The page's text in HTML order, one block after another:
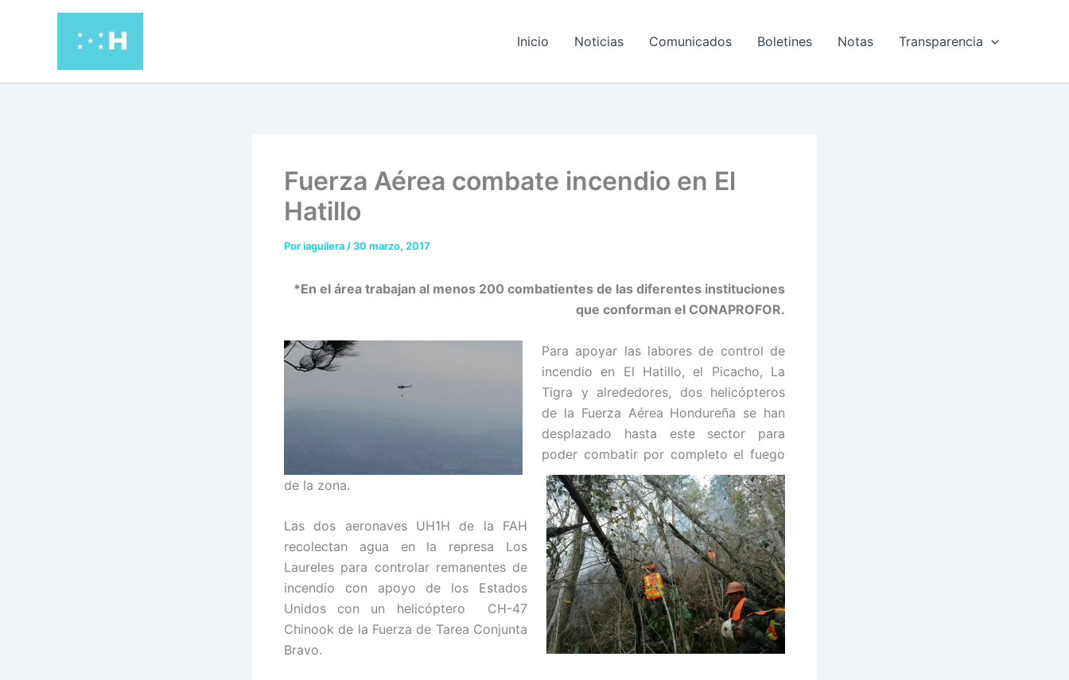
Inicio Noticias Comunicados Boletines Notas Transparencia
Fuerza Aérea combate incendio en El
Hatillo
Poriaguilera / 30 marzo, 2017
*En el área trabajan al menos 200 combatientes de las diferentes instituciones
que conforman el CONAPROFOR.
Para apoyar las labores de control de
incendio en El Hatillo, el Picacho, La
Tigra y alrededores, dos helicópteros
de la Fuerza Aérea Hondureña se han
desplazado hasta este sector para
poder combatir por completo el fuego
de la zona.
Las dos aeronaves UH1H de la FAH
recolectan agua en la represa Los
Laureles para controlar remanentes de
incendio con apoyo de los Estados
Unidos con un helicóptero CH-47
Chinook de la Fuerza de Tarea Conjunta
Bravo.